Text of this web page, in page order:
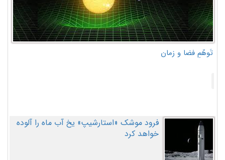
تَوهّمِ فضا و زمان
فرود موشک «استارشیپ» یخ آب ماه را آلوده
خواهد کرد